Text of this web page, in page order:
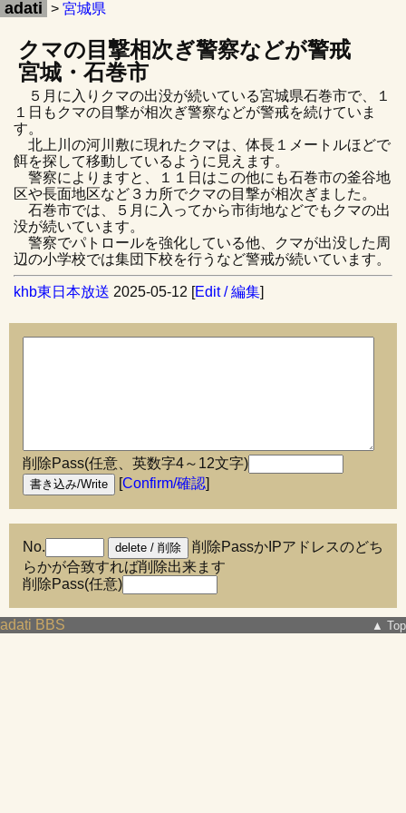
adati > 宮城県
クマの目撃相次ぎ警察などが警戒
宮城・石巻市
５月に入りクマの出没が続いている宮城県石巻市で、１
１日もクマの目撃が相次ぎ警察などが警戒を続けていま
す。
北上川の河川敷に現れたクマは、体長１メートルほどで
餌を探して移動しているように見えます。
警察によりますと、１１日はこの他にも石巻市の釜谷地
区や長面地区など３カ所でクマの目撃が相次ぎました。
石巻市では、５月に入ってから市街地などでもクマの出
没が続いています。
警察でパトロールを強化している他、クマが出没した周
辺の小学校では集団下校を行うなど警戒が続いています。
khb東日本放送 2025-05-12 [Edit / 編集]
削除Pass(任意、英数字4～12文字)
[Confirm/確認]
No.
削除PassかIPアドレスのどち
らかが合致すれば削除出来ます
削除Pass(任意)
adati BBS ▲ Top